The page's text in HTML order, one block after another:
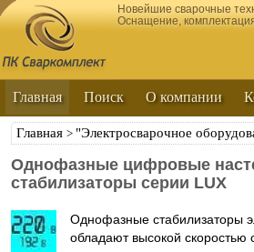
Новейшие сварочные
Оснащение,
Главная Поиск О компании
Главная > "Электросварочное
Однофазные цифровые
стабилизаторы серии LUX
Однофазные стабилизаторы
обладают высокой скоростью